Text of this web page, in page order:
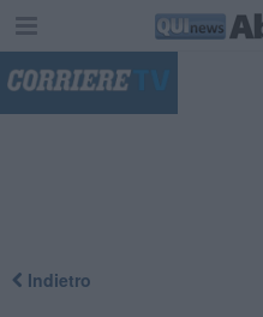
Indietro